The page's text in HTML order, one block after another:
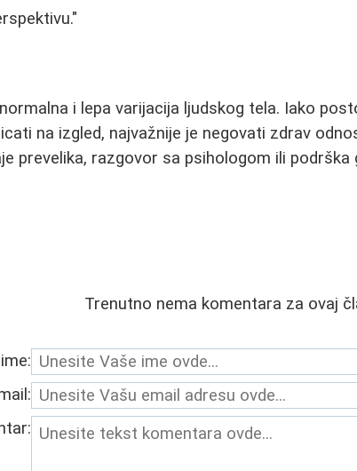
i lepa varijacija ljudskog tela. Iako
na izgled, najvažnije je negovati zdrav
prevelika, razgovor sa psihologom ili
Trenutno nema komentara za ovaj